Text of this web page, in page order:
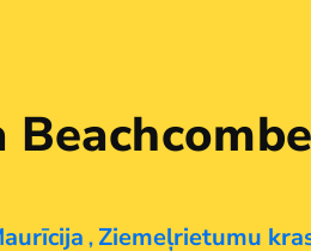
, Ziemeļrietumu